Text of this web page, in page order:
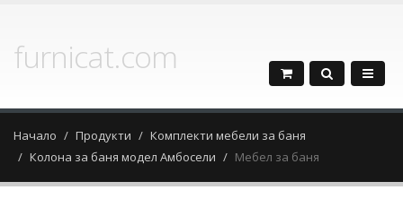
furnicat.com
Начало Продукти
Комплекти мебели за баня
Колона за баня модел Амбосели
Мебел за баня